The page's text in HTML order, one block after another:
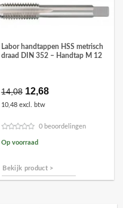
Labor handtappen HSS metrisch
draad DIN 352 – Handtap M 12
14,08 Oorspronkelijke
prijs
was:
12,68Huidige
10,48 excl. btw
0 beoordelingen
Op voorraad
Bekijk product >